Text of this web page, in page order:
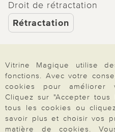
Droit de rétractation
Rétractation
Paiement &
À propos de nous
Vitrine Magique utilise
fonctions. Avec votre
cookies pour améliorer
Cliquez sur "Accepter
tous les cookies ou
savoir plus et choisir vos
matière de cookies.